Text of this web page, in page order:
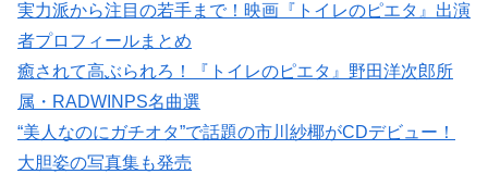
実力派から注目の若手まで！映画『トイレのピエタ』出演
者プロフィールまとめ
癒されて高ぶられろ！『トイレのピエタ』野田洋次郎所
属・RADWINPS名曲選
“美人なのにガチオタ”で話題の市川紗椰がCDデビュー！
大胆姿の写真集も発売